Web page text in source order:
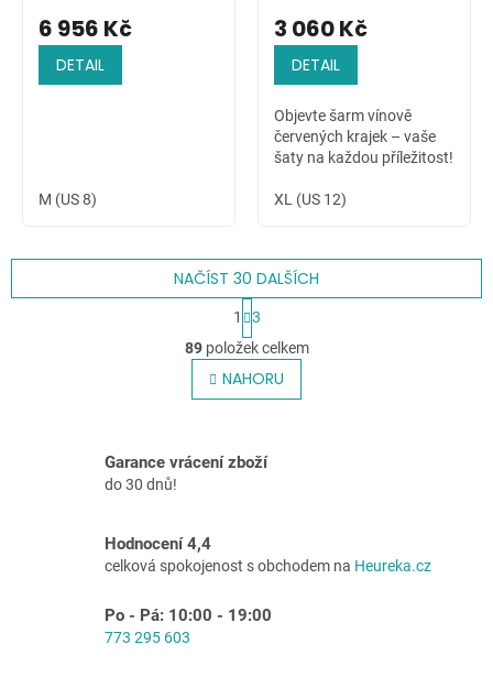
6 956 Kč
DETAIL
M (US 8)
3 060 Kč
DETAIL
Objevte šarm vínově
červených krajek – vaše
šaty na každou příležitost!
XL (US 12)
O
v
l
á
c
k
v
ý
NAČÍST 30 DALŠÍCH
S
t
r
á
n
k
á
n
1
3
89položek celkem
NAHORU
Garance vrácení zboží
do 30 dnů!
Hodnocení 4,4
celková spokojenost s obchodem na Heureka.cz
Po - Pá: 10:00 - 19:00
773 295 603